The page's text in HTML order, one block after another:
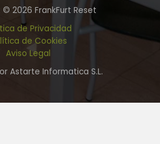
2026 FrankFurt Reset
de Privacidad
de Cookies
Aviso Legal
Astarte Informatica S.L.